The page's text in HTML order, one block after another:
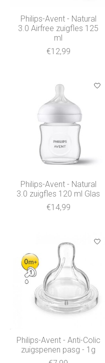
Philips-Avent - Natural
3.0 Airfree zuigfles 125
ml
€12,99
Philips-Avent - Natural
3.0 zuigfles 120 ml Glas
€14,99
Philips-Avent - Anti-Colic
zuigspenen pasg - 1g